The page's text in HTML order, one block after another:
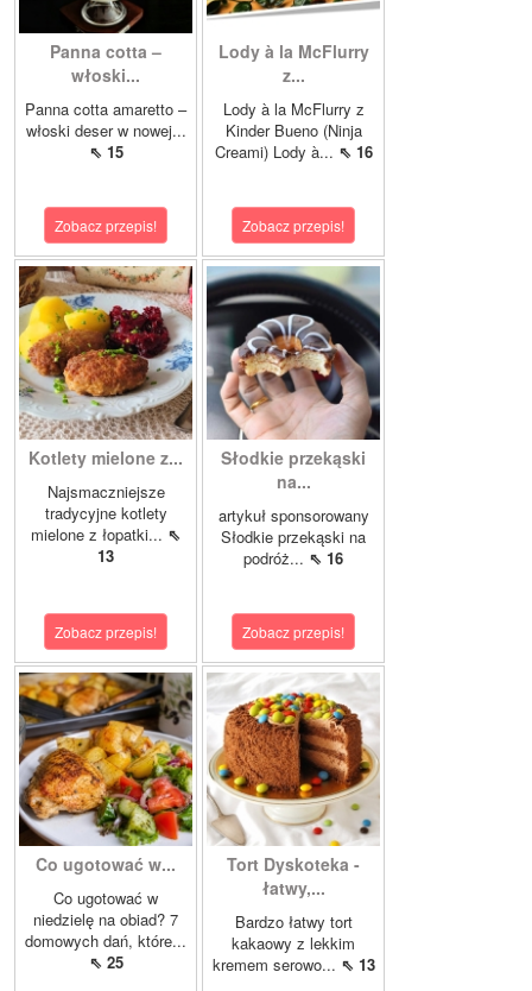
Panna cotta –
włoski...
Panna cotta amaretto –
włoski deser w nowej...
⇖ 15
Zobacz przepis!
Lody à la McFlurry
z...
Lody à la McFlurry z
Kinder Bueno (Ninja
Creami) Lody à... ⇖ 16
Zobacz przepis!
Kotlety mielone z...
Najsmaczniejsze
tradycyjne kotlety
mielone z łopatki... ⇖
13
Zobacz przepis!
Słodkie przekąski
na...
artykuł sponsorowany
Słodkie przekąski na
podróż... ⇖ 16
Zobacz przepis!
Co ugotować w...
Co ugotować w
niedzielę na obiad? 7
domowych dań, które...
⇖ 25
Tort Dyskoteka -
łatwy,...
Bardzo łatwy tort
kakaowy z lekkim
kremem serowo... ⇖ 13